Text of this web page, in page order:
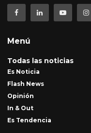
Menú
Todas las noticias
Es Noticia
Flash News
Opinión
In & Out
Es Tendencia